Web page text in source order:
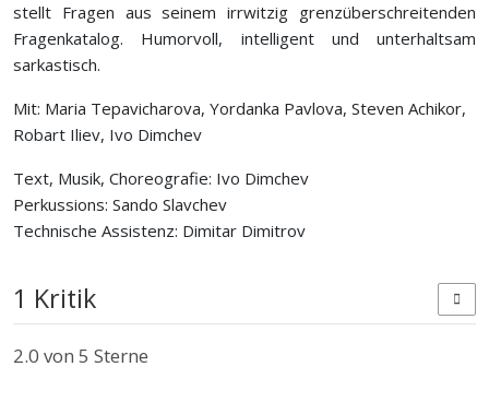
stellt Fragen aus seinem irrwitzig grenzüberschreitenden
Fragenkatalog. Humorvoll, intelligent und unterhaltsam
sarkastisch.
Mit: Maria Tepavicharova, Yordanka Pavlova, Steven Achikor,
Robart Iliev, Ivo Dimchev
Text, Musik, Choreografie: Ivo Dimchev
Perkussions: Sando Slavchev
Technische Assistenz: Dimitar Dimitrov
1 Kritik
2.0 von 5 Sterne